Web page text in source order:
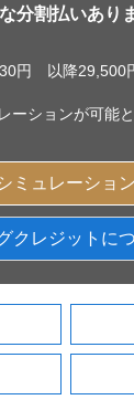
分割払いあり
円 以降29,500
ーションが可能
ミュレーショ
クレジットに